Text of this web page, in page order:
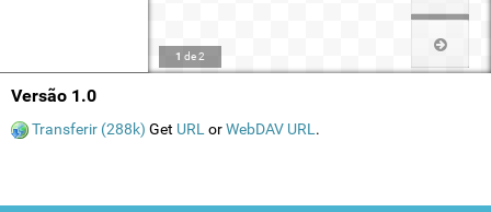
1 de2
Versão 1.0
Transferir (288k) Get URL orWebDAV URL .